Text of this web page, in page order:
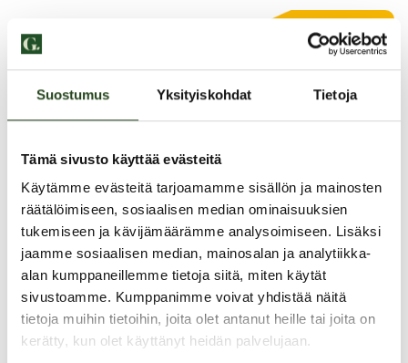
Suostumus Yksityiskohdat Tietoja
Tämä sivusto käyttää evästeitä
Käytämme evästeitä tarjoamamme sisällön ja mainosten
räätälöimiseen, sosiaalisen median ominaisuuksien
tukemiseen ja kävijämäärämme analysoimiseen. Lisäksi
jaamme sosiaalisen median, mainosalan ja analytiikka-
alan kumppaneillemme tietoja siitä, miten käytät
sivustoamme. Kumppanimme voivat yhdistää näitä
tietoja muihin tietoihin, joita olet antanut heille tai joita on
kerätty, kun olet käyttänyt heidän palvelujaan.
PAHOITTELUT, TARJOUS EI OLE ENÄÄ VOIMASSA